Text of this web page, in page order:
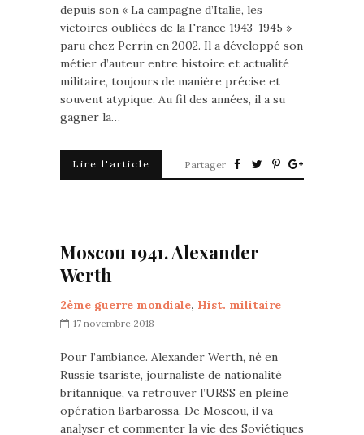
depuis son « La campagne d’Italie, les
victoires oubliées de la France 1943-1945 »
paru chez Perrin en 2002. Il a développé son
métier d’auteur entre histoire et actualité
militaire, toujours de manière précise et
souvent atypique. Au fil des années, il a su
gagner la…
Lire l'article Partager
Moscou 1941. Alexander
Werth
2ème guerre mondiale, Hist. militaire
17 novembre 2018
Pour l’ambiance. Alexander Werth, né en
Russie tsariste, journaliste de nationalité
britannique, va retrouver l’URSS en pleine
opération Barbarossa. De Moscou, il va
analyser et commenter la vie des Soviétiques